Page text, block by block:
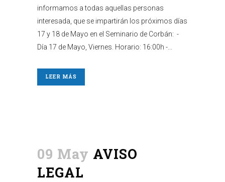
informamos a todas aquellas personas
interesada, que se impartirán los próximos días
17 y 18 de Mayo en el Seminario de Corbán: -
Día 17 de Mayo, Viernes. Horario: 16:00h -...
LEER MÁS
09 May AVISO
LEGAL